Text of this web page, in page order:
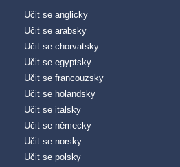
Učit se anglicky
Učit se arabsky
Učit se chorvatsky
Učit se egyptsky
Učit se francouzsky
Učit se holandsky
Učit se italsky
Učit se německy
Učit se norsky
Učit se polsky